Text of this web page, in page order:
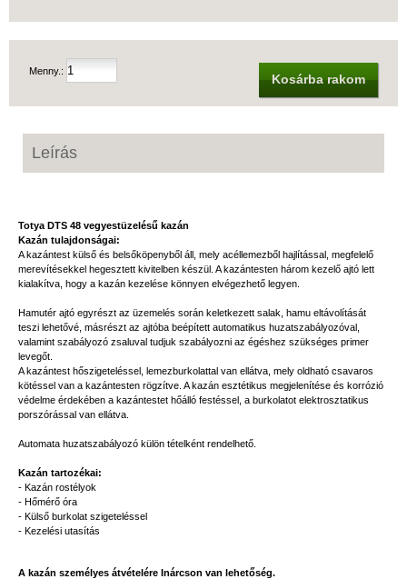
Menny.:
Kosárba rakom
Leírás
Totya DTS 48 vegyestüzelésű kazán
Kazán tulajdonságai:
A kazántest külső és belsőköpenyből áll, mely acéllemezből hajlítással, megfelelő
merevítésekkel hegesztett kivitelben készül. A kazántesten három kezelő ajtó lett
kialakítva, hogy a kazán kezelése könnyen elvégezhető legyen.
Hamutér ajtó egyrészt az üzemelés során keletkezett salak, hamu eltávolítását
teszi lehetővé, másrészt az ajtóba beépített automatikus huzatszabályozóval,
valamint szabályozó zsaluval tudjuk szabályozni az égéshez szükséges primer
levegőt.
A kazántest hőszigeteléssel, lemezburkolattal van ellátva, mely oldható csavaros
kötéssel van a kazántesten rögzítve. A kazán esztétikus megjelenítése és korrózió
védelme érdekében a kazántestet hőálló festéssel, a burkolatot elektrosztatikus
porszórással van ellátva.
Automata huzatszabályozó külön tételként rendelhető.
Kazán tartozékai:
- Kazán rostélyok
- Hőmérő óra
- Külső burkolat szigeteléssel
- Kezelési utasítás
A kazán személyes átvételére Inárcson van lehetőség.